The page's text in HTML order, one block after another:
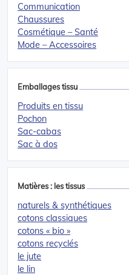
Communication
Chaussures
Cosmétique – Santé
Mode – Accessoires
Emballages tissu
Produits en tissu
Pochon
Sac-cabas
Sac à dos
Matières : les tissus
naturels & synthétiques
cotons classiques
cotons « bio »
cotons recyclés
le jute
le lin